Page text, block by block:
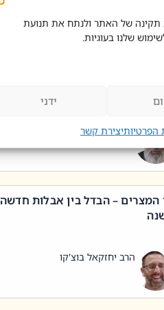
תקינה של האתר ולנתח את תנועת
שלנו בעוגיות.
ידני
הפרטיותיצירת קשר
הרב יאיר בידני
המצרים – הבדל בין אבלות חדשה
הרב יחזקאל בוצ'קו